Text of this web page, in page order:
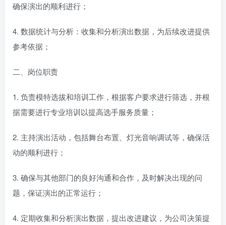
确保演出的顺利进行；
4. 数据统计与分析：收集和分析演出数据，为后续改进提供
参考依据；
二、岗位职责
1. 负责模特选拔和培训工作，根据客户要求进行筛选，并根
据需要进行专业培训以提高选手服务质量；
2. 主持演出活动，包括舞台布置、灯光音响调试等，确保活
动的顺利进行；
3. 确保与其他部门的良好沟通和合作，及时解决出现的问
题，保证演出的正常运行；
4. 定期收集和分析演出数据，提出改进建议，为公司决策提